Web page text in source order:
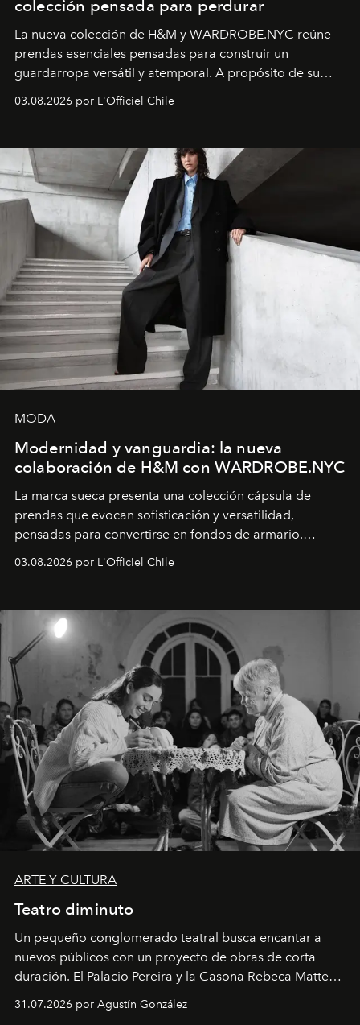
colección pensada para perdurar
La nueva colección de H&M y WARDROBE.NYC reúne
prendas esenciales pensadas para construir un
guardarropa versátil y atemporal. A propósito de su
lanzamiento, los fundadores de la firma neoyorquina y
la asesora creativa y jefa de diseño global de la marca
y la filosofía detrás de la propuesta.
03.08.2026 por L'Officiel Chile
MODA
Modernidad y vanguardia: la nueva
colaboración de H&M con WARDROBE.NYC
La marca sueca presenta una colección cápsula de
prendas que evocan sofisticación y versatilidad,
pensadas para convertirse en fondos de armario.
Disponible en Chile desde el 6 de agosto.
03.08.2026 por L'Officiel Chile
ARTE Y CULTURA
Teatro diminuto
Un pequeño conglomerado teatral busca encantar a
nuevos públicos con un proyecto de obras de corta
duración. El Palacio Pereira y la Casona Rebeca Matte
son algunos de los lugares que han albergado estas
miniobras. Sus puestas en escena son limpias; ponen el
31.07.2026 por Agustín González